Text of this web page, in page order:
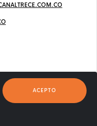
ACEPTO